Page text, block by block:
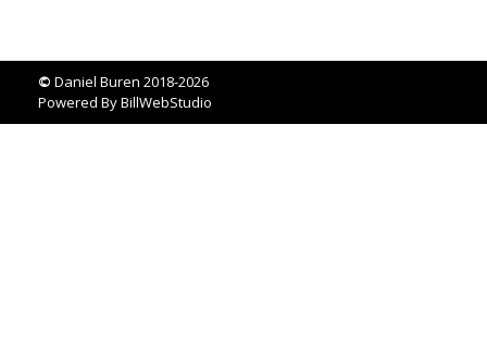
© Daniel Buren 2018-2026
Powered ByBillWebStudio